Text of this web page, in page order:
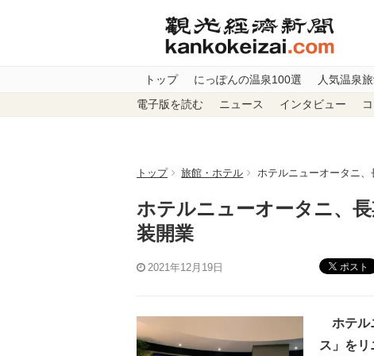
トップ にっぽんの温泉100選 人気温泉
電子版を読む ニュース インタビュー
トップ 旅館・ホテル ホテルニューオータニ
ホテルニューオータニ、
装開業
2021年12月19日 ポスト
ホテル
ス」をリ